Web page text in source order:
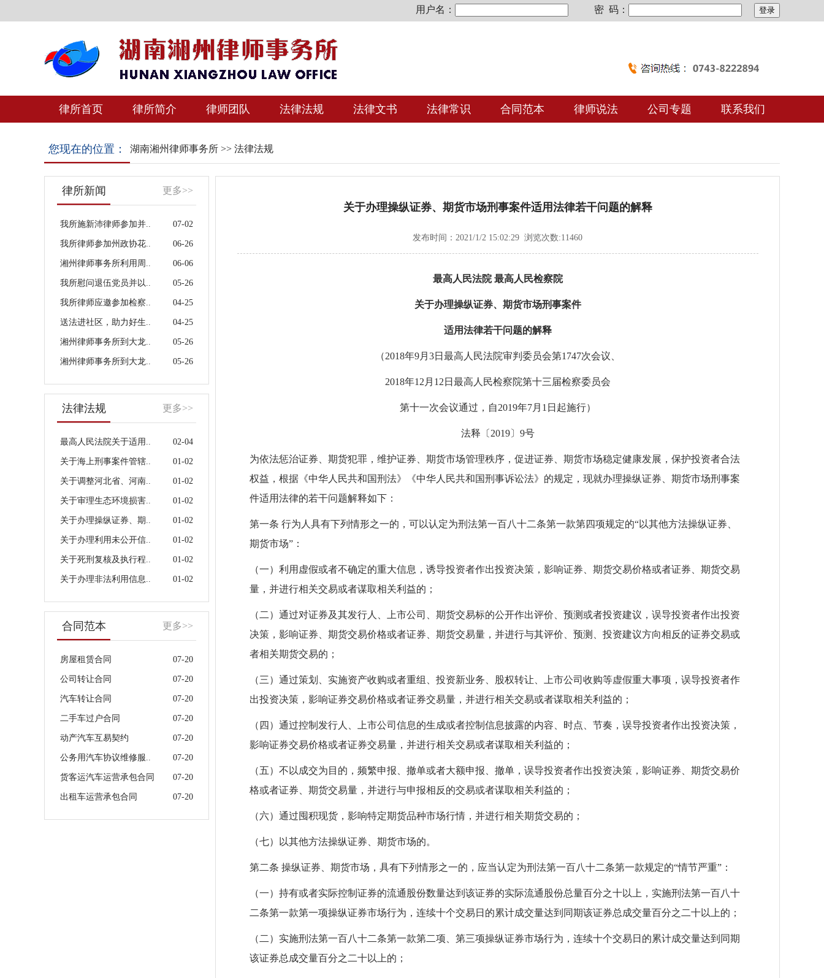
用户名： 密 码：
律所首页 律所简介 律师团队 法律法规 法律文书 法律常识 合同范本 律师说法 公司专题 联系我们
您现在的位置： 湖南湘州律师事务所 >> 法律法规
律所新闻 更多>>
我所施新沛律师参加并.. 07-02
我所律师参加州政协花.. 06-26
湘州律师事务所利用周.. 06-06
我所慰问退伍党员并以.. 05-26
我所律师应邀参加检察.. 04-25
送法进社区，助力好生.. 04-25
湘州律师事务所到大龙.. 05-26
湘州律师事务所到大龙.. 05-26
法律法规 更多>>
最高人民法院关于适用.. 02-04
关于海上刑事案件管辖.. 01-02
关于调整河北省、河南.. 01-02
关于审理生态环境损害.. 01-02
关于办理操纵证券、期.. 01-02
关于办理利用未公开信.. 01-02
关于死刑复核及执行程.. 01-02
关于办理非法利用信息.. 01-02
合同范本 更多>>
房屋租赁合同 07-20
公司转让合同 07-20
汽车转让合同 07-20
二手车过户合同 07-20
动产汽车互易契约 07-20
公务用汽车协议维修服.. 07-20
货客运汽车运营承包合同 07-20
出租车运营承包合同 07-20
关于办理操纵证券、期货市场刑事案件适用法律若干问题的解释
发布时间：2021/1/2 15:02:29 浏览次数:11460
最高人民法院 最高人民检察院
关于办理操纵证券、期货市场刑事案件
适用法律若干问题的解释
（2018年9月3日最高人民法院审判委员会第1747次会议、
2018年12月12日最高人民检察院第十三届检察委员会
第十一次会议通过，自2019年7月1日起施行）
法释〔2019〕9号
为依法惩治证券、期货犯罪，维护证券、期货市场管理秩序，促进证券、期货市场稳定健康发展，保护投资者合法
权益，根据《中华人民共和国刑法》《中华人民共和国刑事诉讼法》的规定，现就办理操纵证券、期货市场刑事案
件适用法律的若干问题解释如下：
第一条 行为人具有下列情形之一的，可以认定为刑法第一百八十二条第一款第四项规定的“以其他方法操纵证券、
期货市场”：
（一）利用虚假或者不确定的重大信息，诱导投资者作出投资决策，影响证券、期货交易价格或者证券、期货交易
量，并进行相关交易或者谋取相关利益的；
（二）通过对证券及其发行人、上市公司、期货交易标的公开作出评价、预测或者投资建议，误导投资者作出投资
决策，影响证券、期货交易价格或者证券、期货交易量，并进行与其评价、预测、投资建议方向相反的证券交易或
者相关期货交易的；
（三）通过策划、实施资产收购或者重组、投资新业务、股权转让、上市公司收购等虚假重大事项，误导投资者作
出投资决策，影响证券交易价格或者证券交易量，并进行相关交易或者谋取相关利益的；
（四）通过控制发行人、上市公司信息的生成或者控制信息披露的内容、时点、节奏，误导投资者作出投资决策，
影响证券交易价格或者证券交易量，并进行相关交易或者谋取相关利益的；
（五）不以成交为目的，频繁申报、撤单或者大额申报、撤单，误导投资者作出投资决策，影响证券、期货交易价
格或者证券、期货交易量，并进行与申报相反的交易或者谋取相关利益的；
（六）通过囤积现货，影响特定期货品种市场行情，并进行相关期货交易的；
（七）以其他方法操纵证券、期货市场的。
第二条 操纵证券、期货市场，具有下列情形之一的，应当认定为刑法第一百八十二条第一款规定的“情节严重”：
（一）持有或者实际控制证券的流通股份数量达到该证券的实际流通股份总量百分之十以上，实施刑法第一百八十
二条第一款第一项操纵证券市场行为，连续十个交易日的累计成交量达到同期该证券总成交量百分之二十以上的；
（二）实施刑法第一百八十二条第一款第二项、第三项操纵证券市场行为，连续十个交易日的累计成交量达到同期
该证券总成交量百分之二十以上的；